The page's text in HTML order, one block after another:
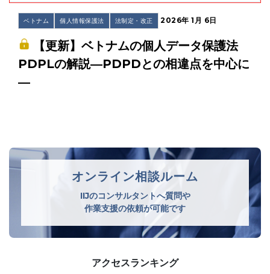
ベトナム 個人情報保護法 法制定・改正 2026年 1月 6日
【更新】ベトナムの個人データ保護法
PDPLの解説―PDPDとの相違点を中心に
―
オンライン相談ルーム
IIJのコンサルタントへ質問や
作業支援の依頼が可能です
アクセスランキング